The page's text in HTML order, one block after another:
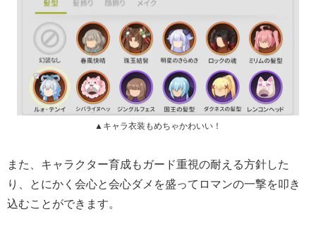
▲キャラ衣装もめちゃかわいい！
また、キャラクター育成もガード重視の耐える方針した
り、とにかく会心と会心ダメを盛ってロマンの一撃を叩き
込むことができます。